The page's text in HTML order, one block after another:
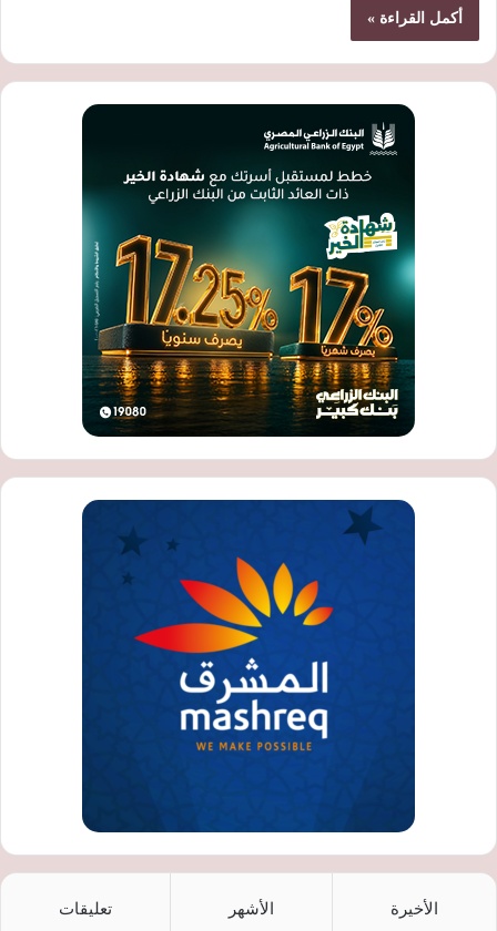
أكمل القراءة »
الأخيرة الأشهر تعليقات